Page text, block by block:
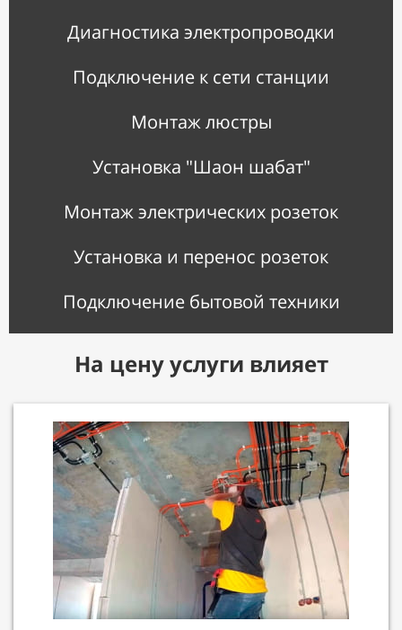
Диагностика электропроводки
Подключение к сети станции
Монтаж люстры
Установка "Шаон шабат"
Монтаж электрических розеток
Установка и перенос розеток
Подключение бытовой техники
На цену услуги влияет